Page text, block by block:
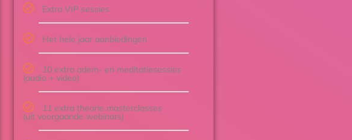
Extra VIP sessies
Het hele jaar aanbiedingen
10 extra adem- en meditatiesessies
(audio + video)
11 extra theorie masterclasses
(uit voorgaande webinars)